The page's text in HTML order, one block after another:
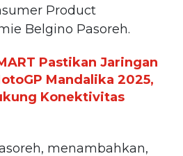
Product
Belgino Pasoreh.
Pastikan Jaringan
Mandalika 2025,
Konektivitas
menambahkan,